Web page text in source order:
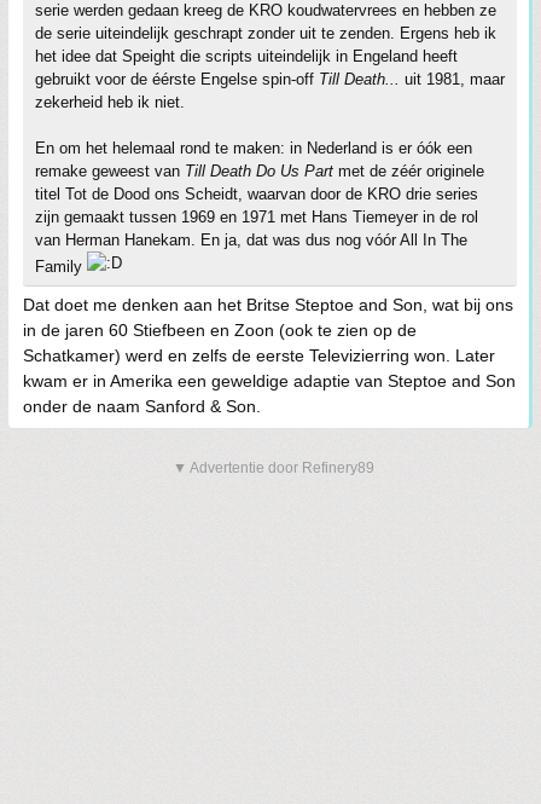
serie werden gedaan kreeg de KRO koudwatervrees en hebben ze
de serie uiteindelijk geschrapt zonder uit te zenden. Ergens heb ik
het idee dat Speight die scripts uiteindelijk in Engeland heeft
gebruikt voor de éérste Engelse spin-off Till Death... uit 1981, maar
zekerheid heb ik niet.
En om het helemaal rond te maken: in Nederland is er óók een
remake geweest van Till Death Do Us Part met de zéér originele
titel Tot de Dood ons Scheidt, waarvan door de KRO drie series
zijn gemaakt tussen 1969 en 1971 met Hans Tiemeyer in de rol
van Herman Hanekam. En ja, dat was dus nog vóór All In The
Family
Dat doet me denken aan het Britse Steptoe and Son, wat bij ons
in de jaren 60 Stiefbeen en Zoon (ook te zien op de
Schatkamer) werd en zelfs de eerste Televizierring won. Later
kwam er in Amerika een geweldige adaptie van Steptoe and Son
onder de naam Sanford & Son.
▼ Advertentie door Refinery89